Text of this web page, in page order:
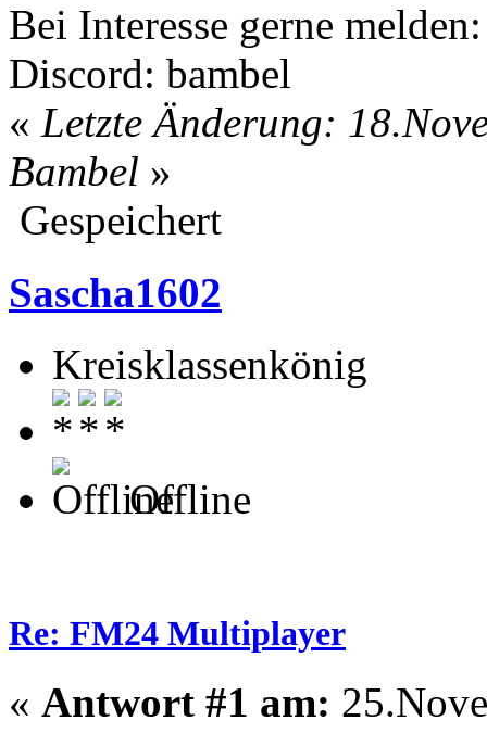
Bei Interesse gerne melden:
Discord: bambel
« Letzte Änderung:
Bambel »
Gespeichert
Sascha1602
Kreisklassenkönig
Offline
Re: FM24 Multiplayer
« Antwort #1 am: